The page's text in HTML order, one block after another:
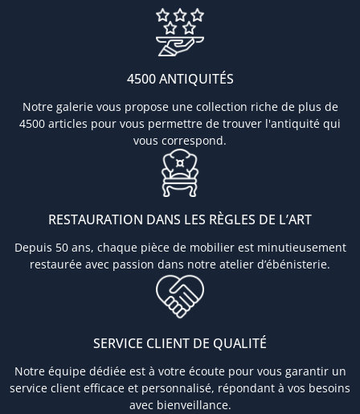
4500 ANTIQUITÉS
Notre galerie vous propose une collection riche de plus de
4500 articles pour vous permettre de trouver l'antiquité qui
vous correspond.
RESTAURATION DANS LES RÈGLES DE L’ART
Depuis 50 ans, chaque pièce de mobilier est minutieusement
restaurée avec passion dans notre atelier d’ébénisterie.
SERVICE CLIENT DE QUALITÉ
Notre équipe dédiée est à votre écoute pour vous garantir un
service client efficace et personnalisé, répondant à vos besoins
avec bienveillance.